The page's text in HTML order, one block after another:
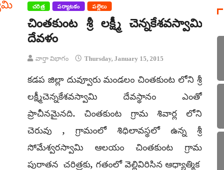
చరిత్ర పర్యాటకం పల్లెలు
చింతకుంట శ్రీ లక్ష్మీ చెన్నకేశవస్వామి
దేవళం
వార్తా విభాగం Thursday, January 15, 2015
కడప జిల్లా దువ్వూరు మండలం చింతకుంట లోని శ్రీ
లక్ష్మీచెన్నకేశవస్వామి దేవస్థానం ఎంతో
ప్రాచీనమైనది. చింతకుంట గ్రామ శివార్ల లోని
చెరువు , గ్రామంలో శిధిలావస్థలో ఉన్న శ్రీ
సోమేశ్వరస్వామి ఆలయం చింతకుంట గ్రామ
పురాతన చరిత్రకు, గతంలో వెల్లివిరిసిన ఆధ్యాత్మిక